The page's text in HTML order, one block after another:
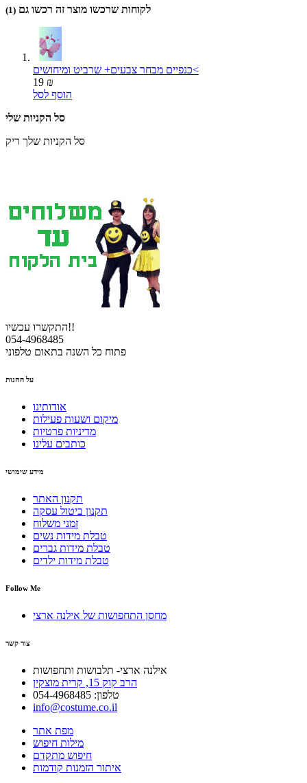
לקוחות שרכשו מוצר זה רכשו גם (1)
כנפיים מבחר צבעים+ שרביט ומיחושים<
19 ₪
הוסף לסל
סל הקניות שלי
סל הקניות שלך ריק
התקשרו עכשיו!!
054-4968485
פתוח כל השנה בתאום טלפוני
על החנות
אודותינו
מיקום ושעות פעילות
מדיניות פרטיות
כותבים עלינו
מידע שימושי
תקנון האתר
תקנון ביטול עסקה
זמני משלוח
טבלת מידות נשים
טבלת מידות גברים
טבלת מידות ילדים
Follow Me
מחסן התחפושות של אילנה ארצי
צור קשר
אילנה ארצי- תלבושות ותחפושות
הרב קוק 15, קרית מוצקין
טלפון: 054-4968485
info@costume.co.il
מפת אתר
מילות חיפוש
חיפוש מתקדם
איתור הזמנות קודמות